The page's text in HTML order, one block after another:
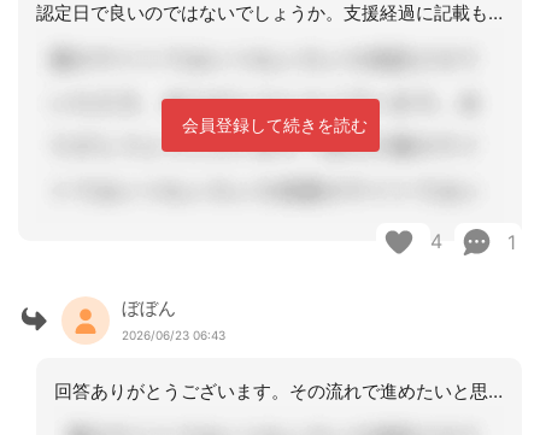
認定日で良いのではないでしょうか。支援経過に記載もすれば良いと思います。
会員登録して続きを読む
4 1
ぼぼん
2026/06/23 06:43
回答ありがとうございます。その流れで進めたいと思います。